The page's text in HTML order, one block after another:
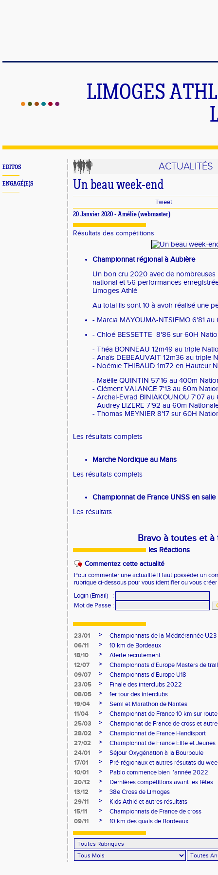
LIMOGES
EDITOS
ENGAGÉ(E)S
ACTUALITÉS
Un beau week-end
Tweet
20 Janvier 2020 - Amélie (webmaster)
Résultats des compétitions
Championnat régional à Aubière
Un bon cru 2020 avec de nombreuses
national et 56 performances
Limoges Athlé
Au total ils sont 10 à avoir réalisé une
- Marcia MAYOUMA-NTSIEMO 6'81
- Chloé BESSETTE 8'86 sur 60H
- Théa BONNEAU 12m49 au triple
- Anaïs DEBEAUVAIT 12m36 au triple
- Noémie THIBAUD 1m72 en Hauteur
- Maëlle QUINTIN 57'16 au 400m
- Clément VALANCE 7'13 au 60m
- Archel-Evrad BINIAKOUNOU 7'07 au
- Audrey LIZERE 7'92 au 60m
- Thomas MEYNIER 8'17 sur 60H
Les résultats complets
Marche Nordique au Mans
Les résultats complets
Championnat de France UNSS en salle
Les résultats
Bravo à toutes et à
les Réactions
Commentez cette actualité
Pour commenter une actualité il faut posséder un
rubrique ci-dessous pour vous identifier ou vous
Login (Email)
:
Mot de Passe :
23/01 >
Championnats de la Méditérannée U23
06/11
>
10 km de Bordeaux
18/10
>
Alerte recrutement
12/07
>
Championnats d'Europe Masters de trail
09/07
>
Championnats d'Europe U18
23/05
>
Finale des interclubs 2022
08/05
>
1er tour des interclubs
19/04
>
Semi et Marathon de Nantes
11/04
>
Championnat de France 10 km sur route
25/03
>
Championat de France de cross et
28/02
>
Championnat de France Handisport
27/02
>
Championnat de France Elite et Jeunes
24/01
>
Séjour Oxygénation à la Bourboule
17/01
>
Pré-régionaux et autres résutats du
10/01
>
Pablo commence bien l'année 2022
20/12
>
Dernières compétitions avant les fêtes
13/12
>
38e Cross de Limoges
29/11
>
Kids Athlé et autres résultats
15/11
>
Championnats de France de cross
09/11
> 10 km des quais de Bordeaux